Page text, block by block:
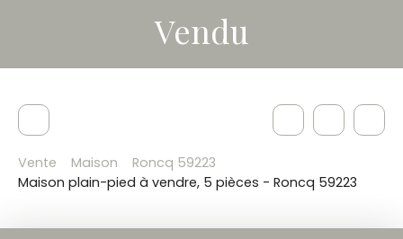
Vendu
Vente Maison
Roncq 59223
Maison plain-pied à vendre, 5 pièces - Roncq 59223